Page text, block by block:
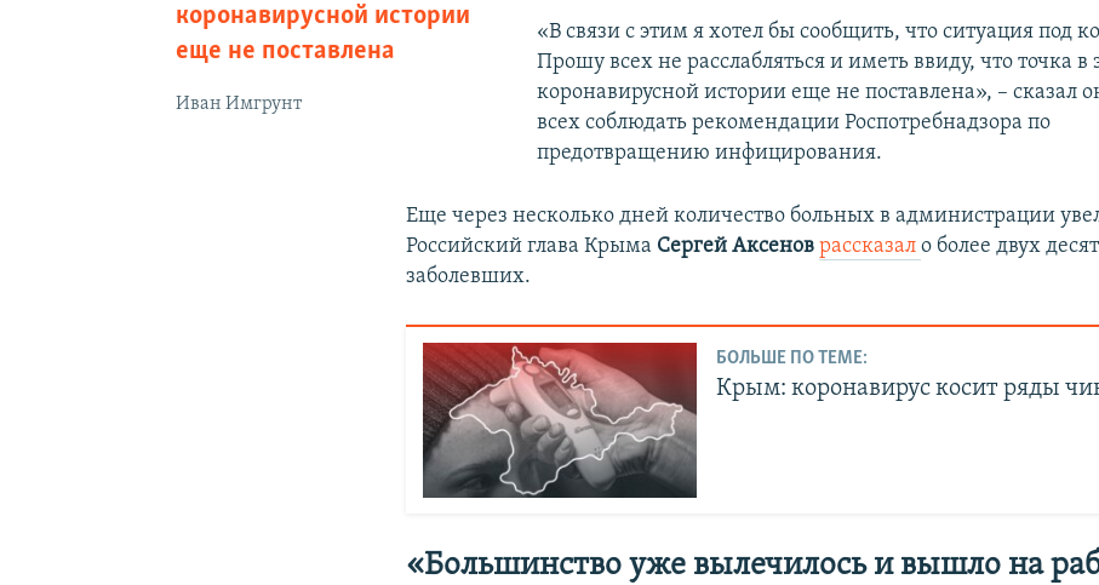
коронавирусной истории
еще не поставлена
Иван Имгрунт
«В связи с этим я хотел бы сообщить, что ситуация под
Прошу всех не расслабляться и иметь ввиду, что точка в
коронавирусной истории еще не поставлена», – сказал
всех соблюдать рекомендации Роспотребнадзора по
предотвращению инфицирования.
Еще через несколько дней количество больных в администрации
Российский глава Крыма Сергей Аксенов рассказало более двух
заболевших.
БОЛЬШЕ ПО ТЕМЕ:
Крым: коронавирус косит ряды
«Большинство уже вылечилось и вышло на